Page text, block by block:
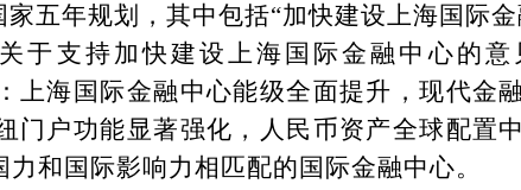
五年规划，其中包括“加快建设上海国际金
于支持加快建设上海国际金融中心的意
上海国际金融中心能级全面提升，现代金
门户功能显著强化，人民币资产全球配置
和国际影响力相匹配的国际金融中心。